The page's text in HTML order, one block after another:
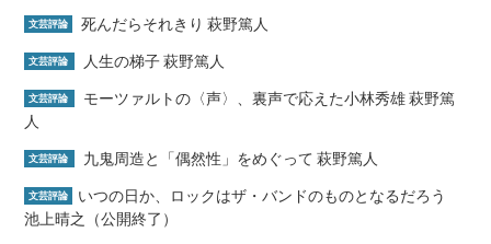
文芸評論 死んだらそれきり 萩野篤人
文芸評論 人生の梯子 萩野篤人
文芸評論
モーツァルトの〈声〉、裏声で応えた小林秀雄 萩野篤
人
文芸評論 九鬼周造と「偶然性」をめぐって 萩野篤人
文芸評論
いつの日か、ロックはザ・バンドのものとなるだろう
池上晴之（公開終了）